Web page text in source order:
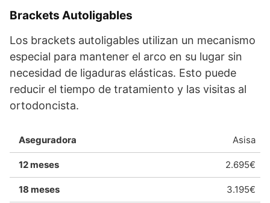
Brackets Autoligables
Los brackets autoligables utilizan un mecanismo
especial para mantener el arco en su lugar sin
necesidad de ligaduras elásticas. Esto puede
reducir el tiempo de tratamiento y las visitas al
ortodoncista.
Asisa
2.695€
3.195€